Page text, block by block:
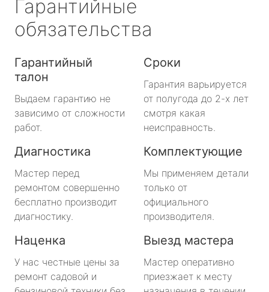
Гарантийные
обязательства
Гарантийный
талон
Выдаем гарантию не
зависимо от сложности
работ.
Сроки
Гарантия варьируется
от полугода до 2-х лет
смотря какая
неисправность.
Диагностика
Мастер перед
ремонтом совершенно
бесплатно производит
диагностику.
Комплектующие
Мы применяем детали
только от
официального
производителя.
Наценка
У нас честные цены за
ремонт садовой и
Выезд мастера
Мастер оперативно
приезжает к месту